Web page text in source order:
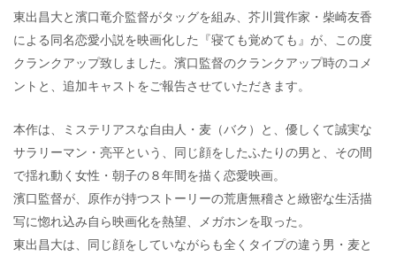
東出昌大と濱口竜介監督がタッグを組み、芥川賞作家・柴崎友香
による同名恋愛小説を映画化した『寝ても覚めても』が、この度
クランクアップ致しました。濱口監督のクランクアップ時のコメ
ントと、追加キャストをご報告させていただきます。
本作は、ミステリアスな自由人・麦（バク）と、優しくて誠実な
サラリーマン・亮平という、同じ顔をしたふたりの男と、その間
で揺れ動く女性・朝子の８年間を描く恋愛映画。
濱口監督が、原作が持つストーリーの荒唐無稽さと緻密な生活描
写に惚れ込み自ら映画化を熱望、メガホンを取った。
東出昌大は、同じ顔をしていながらも全くタイプの違う男・麦と